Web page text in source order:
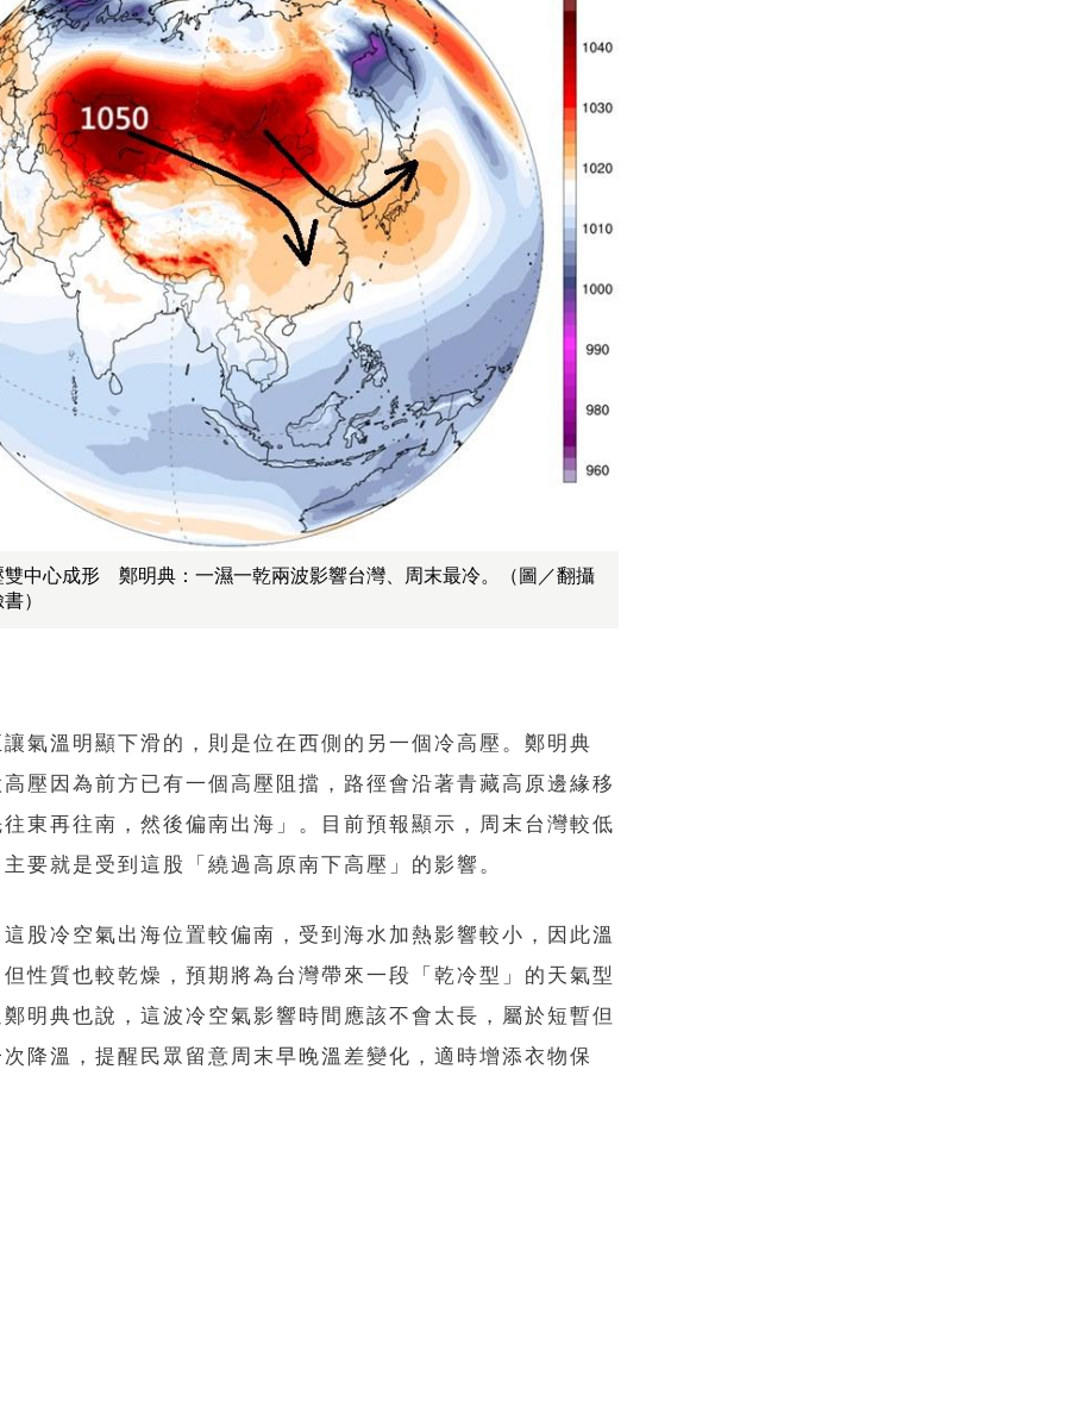
中心成形 鄭明典：一濕一乾兩波影響台灣、周末最冷。（圖／翻攝
）
氣溫明顯下滑的，則是位在西側的另一個冷高壓。鄭明典
壓因為前方已有一個高壓阻擋，路徑會沿著青藏高原邊緣移
東再往南，然後偏南出海」。目前預報顯示，周末台灣較低
要就是受到這股「繞過高原南下高壓」的影響。
股冷空氣出海位置較偏南，受到海水加熱影響較小，因此溫
性質也較乾燥，預期將為台灣帶來一段「乾冷型」的天氣型
明典也說，這波冷空氣影響時間應該不會太長，屬於短暫但
降溫，提醒民眾留意周末早晚溫差變化，適時增添衣物保